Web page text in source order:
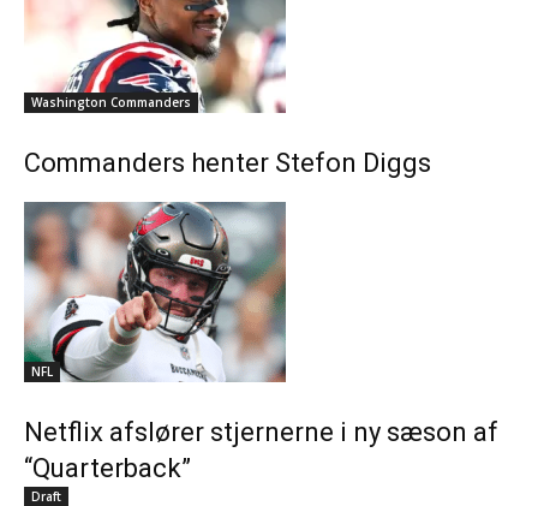
Washington Commanders
Commanders henter Stefon Diggs
NFL
Netflix afslører stjernerne i ny sæson af
“Quarterback”
Draft